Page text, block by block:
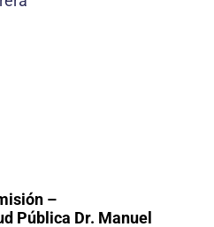
–
Pública Dr. Manuel